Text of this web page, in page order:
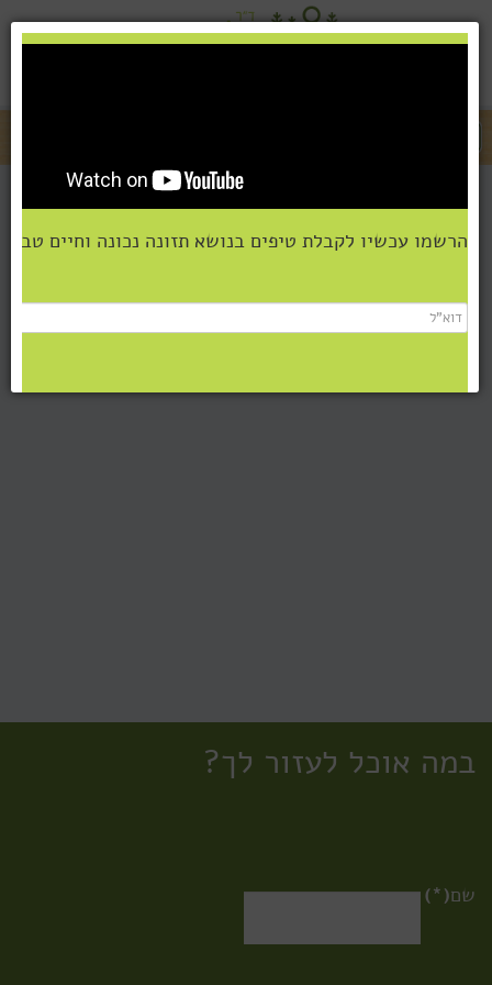
ד"ר דולב גילמור
dolev@naturalmedicine.co.il
מבוא מודיעים 73122
במה אוכל לעזור לך?
שם(*)